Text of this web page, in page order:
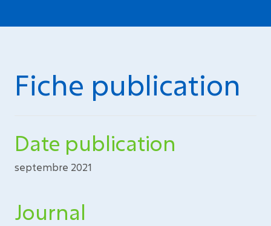
Fiche publication
Date publication
septembre 2021
Journal